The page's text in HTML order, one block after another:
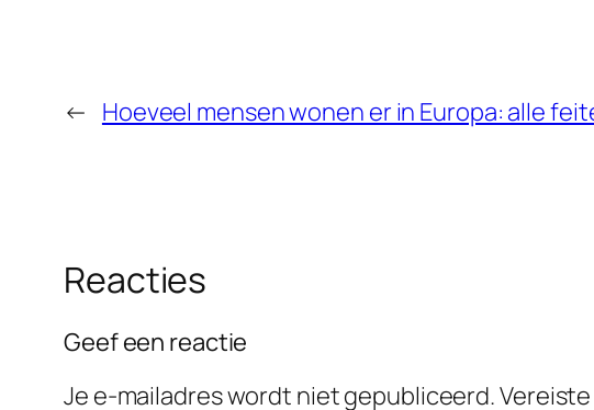
← Hoeveel mensen wonen er in Europa: alle
Reacties
Geef een reactie
Je e-mailadres wordt niet gepubliceerd.